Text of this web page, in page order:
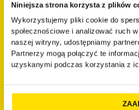
Niniejsza strona korzysta z plików
Wykorzystujemy pliki cookie do
społecznościowe i analizować ruch
naszej witryny, udostępniamy
Partnerzy mogą połączyć te
uzyskanymi podczas korzystania z